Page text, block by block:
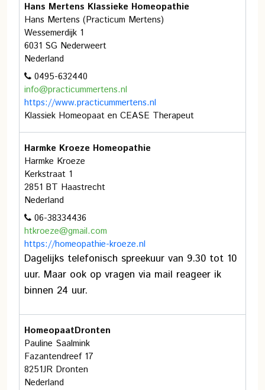
Hans Mertens Klassieke Homeopathie
Hans Mertens (Practicum Mertens)
Wessemerdijk 1
6031 SG Nederweert
Nederland
0495-632440
info@practicummertens.nl
https://www.practicummertens.nl
Klassiek Homeopaat en CEASE Therapeut
Harmke Kroeze Homeopathie
Harmke Kroeze
Kerkstraat 1
2851 BT Haastrecht
Nederland
06-38334436
htkroeze@gmail.com
https://homeopathie-kroeze.nl
Dagelijks telefonisch spreekuur van 9.30 tot 10
uur. Maar ook op vragen via mail reageer ik
binnen 24 uur.
HomeopaatDronten
Pauline Saalmink
Fazantendreef 17
8251JR Dronten
Nederland